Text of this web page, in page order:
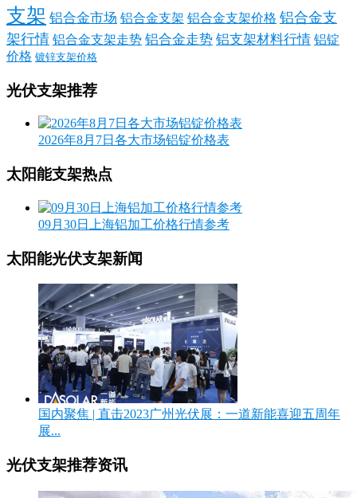
支架 铝合金市场 铝合金支架 铝合金支架价格 铝合金支
架行情 铝合金支架走势 铝合金走势 铝支架材料行情 铝锭
价格 镀锌支架价格
光伏支架推荐
2026年8月7日各大市场铝锭价格表
太阳能支架热点
09月30日上海铝加工价格行情参考
太阳能光伏支架新闻
国内聚焦 | 直击2023广州光伏展：一道新能喜迎五周年
展...
光伏支架推荐资讯